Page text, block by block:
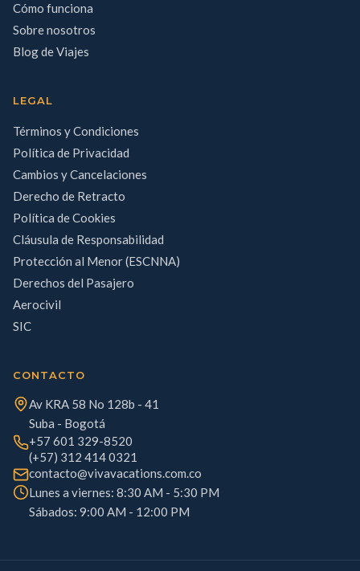
Cómo funciona
Sobre nosotros
Blog de Viajes
LEGAL
Términos y Condiciones
Política de Privacidad
Cambios y Cancelaciones
Derecho de Retracto
Política de Cookies
Cláusula de Responsabilidad
Protección al Menor (ESCNNA)
Derechos del Pasajero
Aerocivil
SIC
CONTACTO
Av KRA 58 No 128b - 41
Suba - Bogotá
+57 601 329-8520
(+57) 312 414 0321
contacto@vivavacations.com.co
Lunes a viernes: 8:30 AM - 5:30 PM
Sábados: 9:00 AM - 12:00 PM